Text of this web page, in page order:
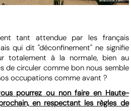
tant attendue par les français
qui dit "déconfinement" ne signifie
totalement à la normale, bien au
de circuler comme bon nous semble
occupations comme avant ?
pourrez ou non faire en Haute-
en respectant les règles de